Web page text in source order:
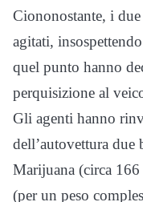
Ciononostante, i due
agitati,
quel punto hanno
perquisizione al
Gli agenti hanno
dell’autovettura due
Marijuana (circa
(per un peso